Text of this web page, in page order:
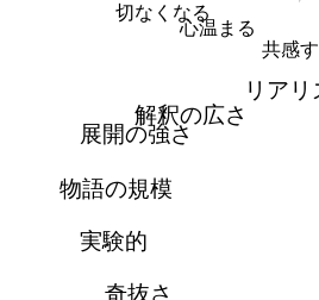
共感
心温まる
切なくなる
リアリ
奇抜さ
実験的
物語の規模
展開の強さ
解釈の広さ